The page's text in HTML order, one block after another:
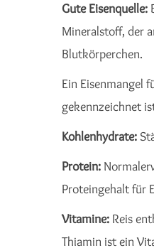
Gute Eisenquelle:
Mineralstoff, der
Blutkörperchen.
Ein Eisenmangel
gekennzeichnet
Kohlenhydrate:
Protein:
Proteingehalt für
Vitamine: Reis
Thiamin ist ein